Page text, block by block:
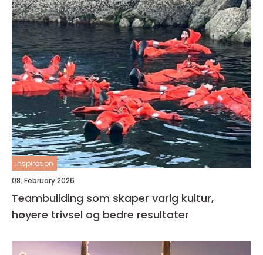
inspiration
08. February 2026
Teambuilding som skaper varig kultur,
høyere trivsel og bedre resultater